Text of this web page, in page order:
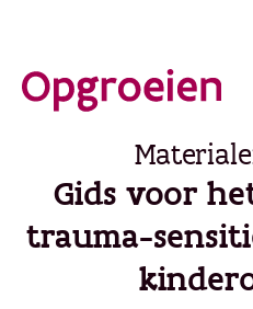
direct
Main
navigation
Gids voor
trauma-